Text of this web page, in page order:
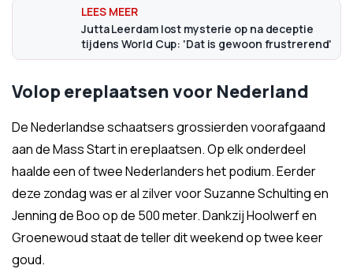
Jutta Leerdam lost mysterie op na deceptie
tijdens World Cup: 'Dat is gewoon frustrerend'
Volop ereplaatsen voor Nederland
De Nederlandse schaatsers grossierden voorafgaand
aan de Mass Start in ereplaatsen. Op elk onderdeel
haalde een of twee Nederlanders het podium. Eerder
deze zondag was er al zilver voor Suzanne Schulting en
Jenning de Boo op de 500 meter. Dankzij Hoolwerf en
Groenewoud staat de teller dit weekend op twee keer
goud.